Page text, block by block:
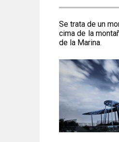
Se trata de un
cima de la
de la Marina.